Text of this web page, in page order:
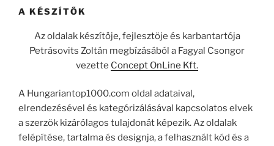
A KÉSZÍTŐK
Az oldalak készítöje, fejlesztöje és karbantartója
Petrásovits Zoltán megbízásából a Fagyal Csongor
vezette Concept OnLine Kft.
A Hungariantop1000.com oldal adataival,
elrendezésével és kategórizálásával kapcsolatos elvek
a szerzök kizárólagos tulajdonát képezik. Az oldalak
felépítése, tartalma és designja, a felhasznált kód és a